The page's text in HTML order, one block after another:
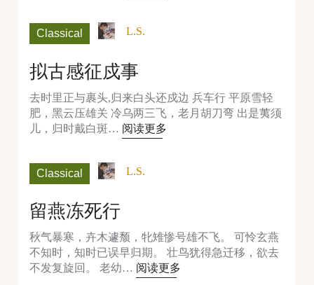
Classical L.S.
拟古感征戍事
去时里正与裹头,归来白头还戍边 兵车行 平原雪轻
肥，黑云压雄关 冷乌两三飞，老月胡刀弯 出是荑须
儿，归时戴白斑… 阅读更多
Classical L.S.
留燕冻死行
秋气暴寒，卉木遽颓，牝雉惨号雄不飞。 可怜玄燕
不知时，知时已误早归期。 壮鸟犹得急迁移，欲去
不发复旋回。 老幼… 阅读更多